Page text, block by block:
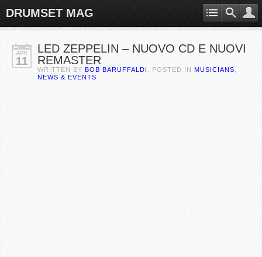
DRUMSET MAG
APR
11
LED ZEPPELIN – NUOVO CD E NUOVI
REMASTER
WRITTEN BY BOB BARUFFALDI . POSTED IN MUSICIANS
NEWS & EVENTS